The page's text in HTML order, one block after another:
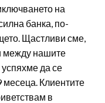
на
банка, по-
Щастливи сме,
между нашите
да се
месеца. Клиентите
в